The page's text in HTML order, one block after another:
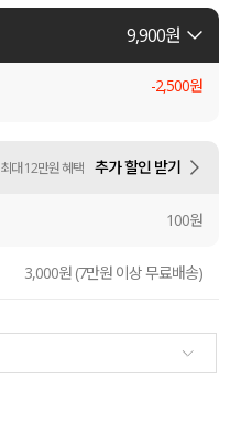
9,900원
-2,500원
최대 12만원 혜택 추가 할인 받기
100원
3,000원 (7만원 이상 무료배송)